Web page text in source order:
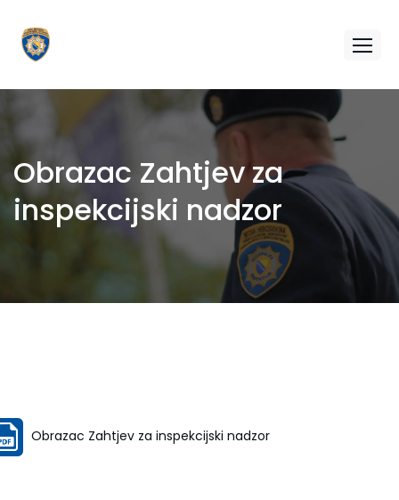
Obrazac Zahtjev za
inspekcijski nadzor
Obrazac Zahtjev za inspekcijski nadzor